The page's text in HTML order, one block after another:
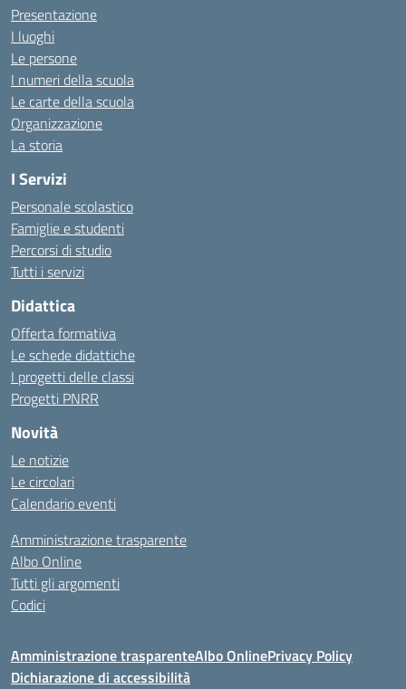
Presentazione
I luoghi
Le persone
I numeri della scuola
Le carte della scuola
Organizzazione
La storia
I Servizi
Personale scolastico
Famiglie e studenti
Percorsi di studio
Tutti i servizi
Didattica
Offerta formativa
Le schede didattiche
I progetti delle classi
Progetti PNRR
Novità
Le notizie
Le circolari
Calendario eventi
Amministrazione trasparente
Albo Online
Tutti gli argomenti
Codici
Amministrazione trasparenteAlbo OnlinePrivacy Policy
Dichiarazione di accessibilità